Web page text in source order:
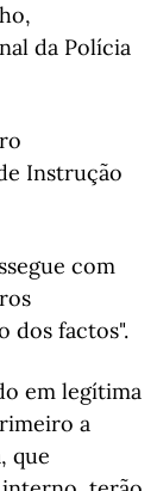
da Polícia
Instrução
com
dos factos".
em legítima
a
que